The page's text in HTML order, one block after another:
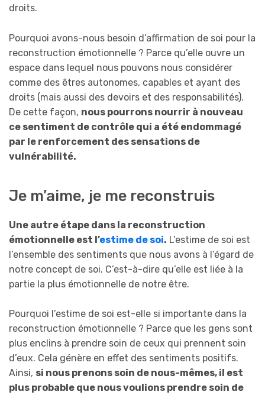
droits.
Pourquoi avons-nous besoin d’affirmation de soi pour la
reconstruction émotionnelle ? Parce qu’elle ouvre un
espace dans lequel nous pouvons nous considérer
comme des êtres autonomes, capables et ayant des
droits (mais aussi des devoirs et des responsabilités).
De cette façon, nous pourrons nourrir à nouveau
ce sentiment de contrôle qui a été endommagé
par le renforcement des sensations de
vulnérabilité.
Je m’aime, je me reconstruis
Une autre étape dans la reconstruction
émotionnelle est l’estime de soi. L’estime de soi est
l’ensemble des sentiments que nous avons à l’égard de
notre concept de soi. C’est-à-dire qu’elle est liée à la
partie la plus émotionnelle de notre être.
Pourquoi l’estime de soi est-elle si importante dans la
reconstruction émotionnelle ? Parce que les gens sont
plus enclins à prendre soin de ceux qui prennent soin
d’eux. Cela génère en effet des sentiments positifs.
Ainsi, si nous prenons soin de nous-mêmes, il est
plus probable que nous voulions prendre soin de